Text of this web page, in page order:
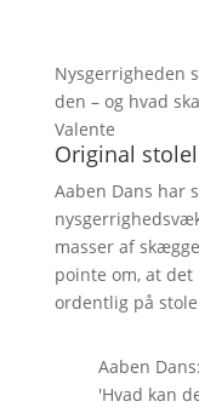
Nysgerrigheden
den – og hvad
Valente
Original
Aaben Dans har
masser af
pointe om, at
ordentlig på
Aaben Dans:
'Hvad kan